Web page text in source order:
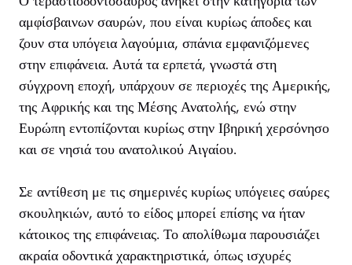
αμφίσβαινων σαυρών, που είναι κυρίως άποδες και
ζουν στα υπόγεια λαγούμια, σπάνια εμφανιζόμενες
στην επιφάνεια. Αυτά τα ερπετά, γνωστά στη
σύγχρονη εποχή, υπάρχουν σε περιοχές της Αμερικής,
της Αφρικής και της Μέσης Ανατολής, ενώ στην
Ευρώπη εντοπίζονται κυρίως στην Ιβηρική χερσόνησο
και σε νησιά του ανατολικού Αιγαίου.
Σε αντίθεση με τις σημερινές κυρίως υπόγειες σαύρες
σκουληκιών, αυτό το είδος μπορεί επίσης να ήταν
κάτοικος της επιφάνειας. Το απολίθωμα παρουσιάζει
ακραία οδοντικά χαρακτηριστικά, όπως ισχυρές